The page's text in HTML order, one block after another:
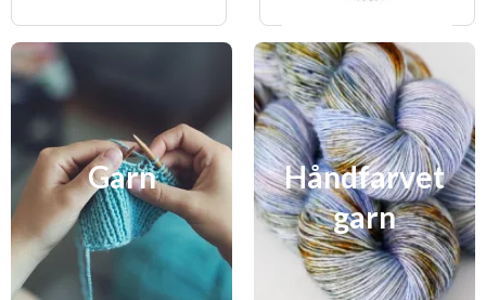
Garn
Håndfarvet
garn